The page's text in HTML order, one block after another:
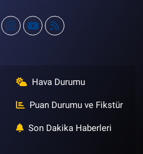
Hava Durumu
Puan Durumu ve Fikstür
Son Dakika Haberleri